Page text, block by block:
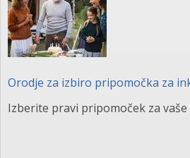
Orodje za izbiro pripomočka za
Izberite pravi pripomoček za